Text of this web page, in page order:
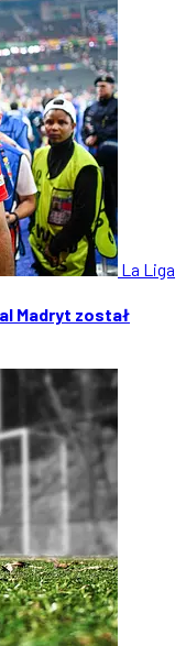
La Liga
Madryt został